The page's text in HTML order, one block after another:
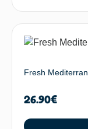
Fresh
26.90€